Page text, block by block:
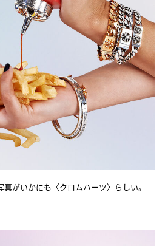
がいかにも〈クロムハーツ〉らしい。